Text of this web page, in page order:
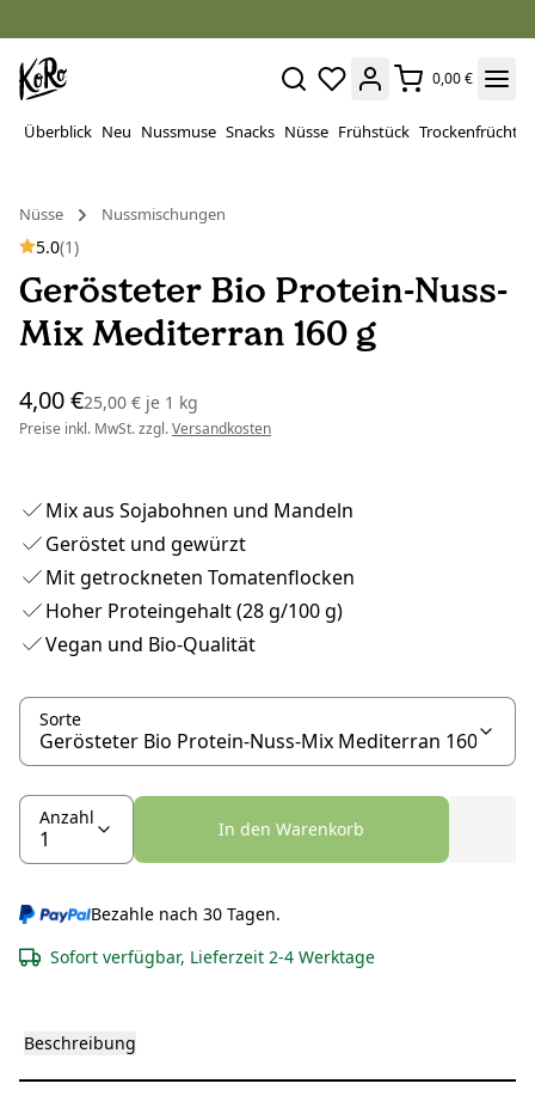
0,00 €
Überblick Neu Nussmuse Snacks Nüsse Frühstück Trockenfrüchte
Nüsse
Nussmischungen
5.0(1)
Gerösteter Bio Protein-Nuss-
Mix Mediterran 160 g
4,00 €25,00 € je 1 kg
Preise inkl. MwSt. zzgl.Versandkosten
Mix aus Sojabohnen und Mandeln
Geröstet und gewürzt
Mit getrockneten Tomatenflocken
Hoher Proteingehalt (28 g/100 g)
Vegan und Bio-Qualität
Sorte
Anzahl
In den Warenkorb
Bezahle nach 30 Tagen.
Sofort verfügbar, Lieferzeit 2-4 Werktage
Beschreibung